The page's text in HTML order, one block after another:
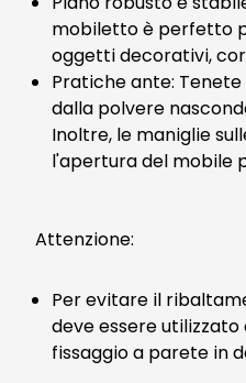
mobiletto è perfetto
oggetti decorativi,
Pratiche ante:
dalla polvere
Inoltre, le maniglie
l'apertura del mobile
Attenzione:
Per evitare il
deve essere
fissaggio a parete in